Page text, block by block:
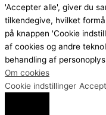
'Accepter alle', giver du
tilkendegive, hvilket
på knappen 'Cookie
af cookies og andre
behandling af
Om cookies
Cookie indstillinger